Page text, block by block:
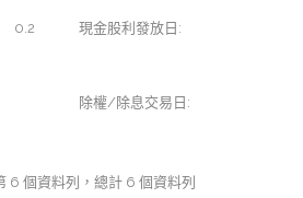
0.2 現金股利發放日:
除權/除息交易日:
6 個資料列，總計 6 個資料列